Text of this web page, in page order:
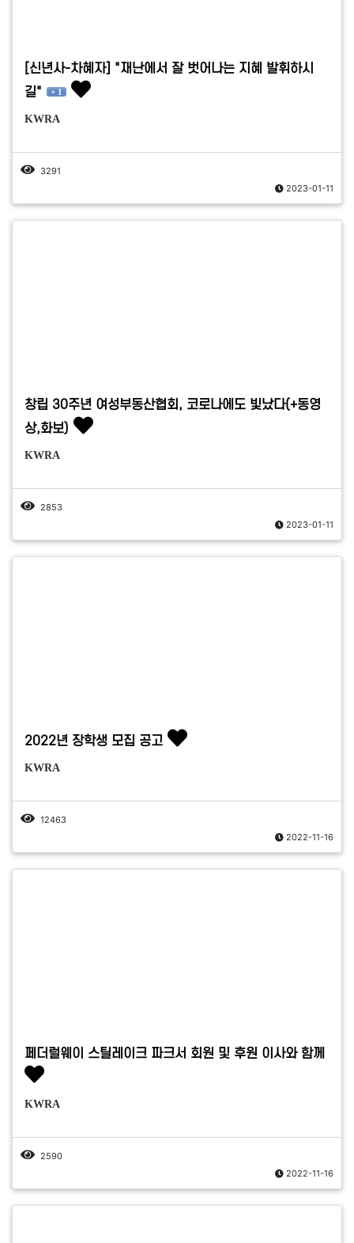
[신년사-차혜자] "재난에서 잘 벗어나는 지혜 발휘하시
길"
+ 1
KWRA
3291
2023-01-11
창립 30주년 여성부동산협회, 코로나에도 빛났다(+동영
상,화보)
KWRA
2853
2023-01-11
2022년 장학생 모집 공고
KWRA
12463
2022-11-16
페더럴웨이 스틸레이크 파크서 회원 및 후원 이사와 함께
KWRA
2590
2022-11-16